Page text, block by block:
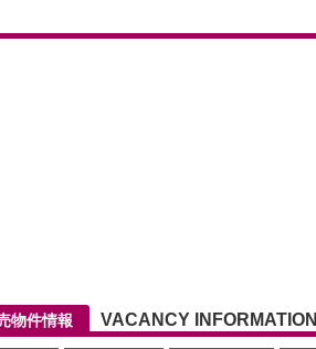
物件情報 VACANCY INFORMATION